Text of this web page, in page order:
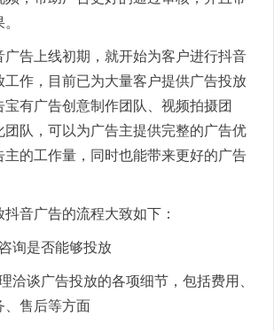
广告上线初期，就开始为客户进行抖音
工作，目前已为大量客户提供广告投放
宝有广告创意制作团队、视频拍摄团
团队，可以为广告主提供完整的广告优
主的工作量，同时也能带来更好的广告
音广告的流程大致如下：
询是否能够投放
洽谈广告投放的各项细节，包括费用、
、售后等方面